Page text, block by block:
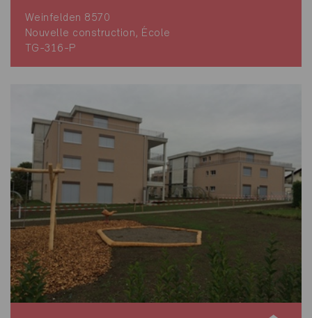
Weinfelden 8570
Nouvelle construction, École
TG-316-P